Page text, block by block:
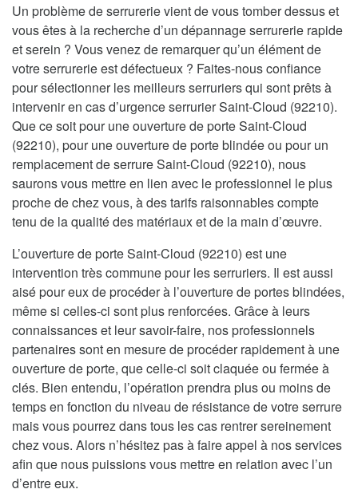
Un problème de serrurerie vient de vous tomber dessus et
vous êtes à la recherche d’un dépannage serrurerie rapide
et serein ? Vous venez de remarquer qu’un élément de
votre serrurerie est défectueux ? Faites-nous confiance
pour sélectionner les meilleurs serruriers qui sont prêts à
intervenir en cas d’urgence serrurier Saint-Cloud (92210).
Que ce soit pour une ouverture de porte Saint-Cloud
(92210), pour une ouverture de porte blindée ou pour un
remplacement de serrure Saint-Cloud (92210), nous
saurons vous mettre en lien avec le professionnel le plus
proche de chez vous, à des tarifs raisonnables compte
tenu de la qualité des matériaux et de la main d’œuvre.
L’ouverture de porte Saint-Cloud (92210) est une
intervention très commune pour les serruriers. Il est aussi
aisé pour eux de procéder à l’ouverture de portes blindées,
même si celles-ci sont plus renforcées. Grâce à leurs
connaissances et leur savoir-faire, nos professionnels
partenaires sont en mesure de procéder rapidement à une
ouverture de porte, que celle-ci soit claquée ou fermée à
clés. Bien entendu, l’opération prendra plus ou moins de
temps en fonction du niveau de résistance de votre serrure
mais vous pourrez dans tous les cas rentrer sereinement
chez vous. Alors n’hésitez pas à faire appel à nos services
afin que nous puissions vous mettre en relation avec l’un
d’entre eux.